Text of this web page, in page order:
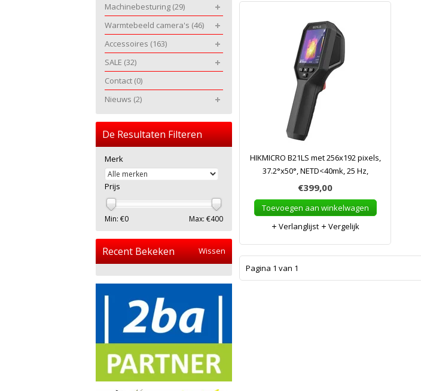
HIKMICRO B21LS met 256x192 pixels,
37.2°x50°, NETD<40mk, 25 Hz,
€399,00
Toevoegen aan winkelwagen
Verlanglijst
Vergelijk
Pagina 1 van 1
Machinebesturing (29)
Warmtebeeld camera's (46)
Accessoires (163)
SALE (32)
Contact (0)
Nieuws (2)
De Resultaten Filteren
Merk
Prijs
Min: €0 Max: €400
Recent Bekeken Wissen